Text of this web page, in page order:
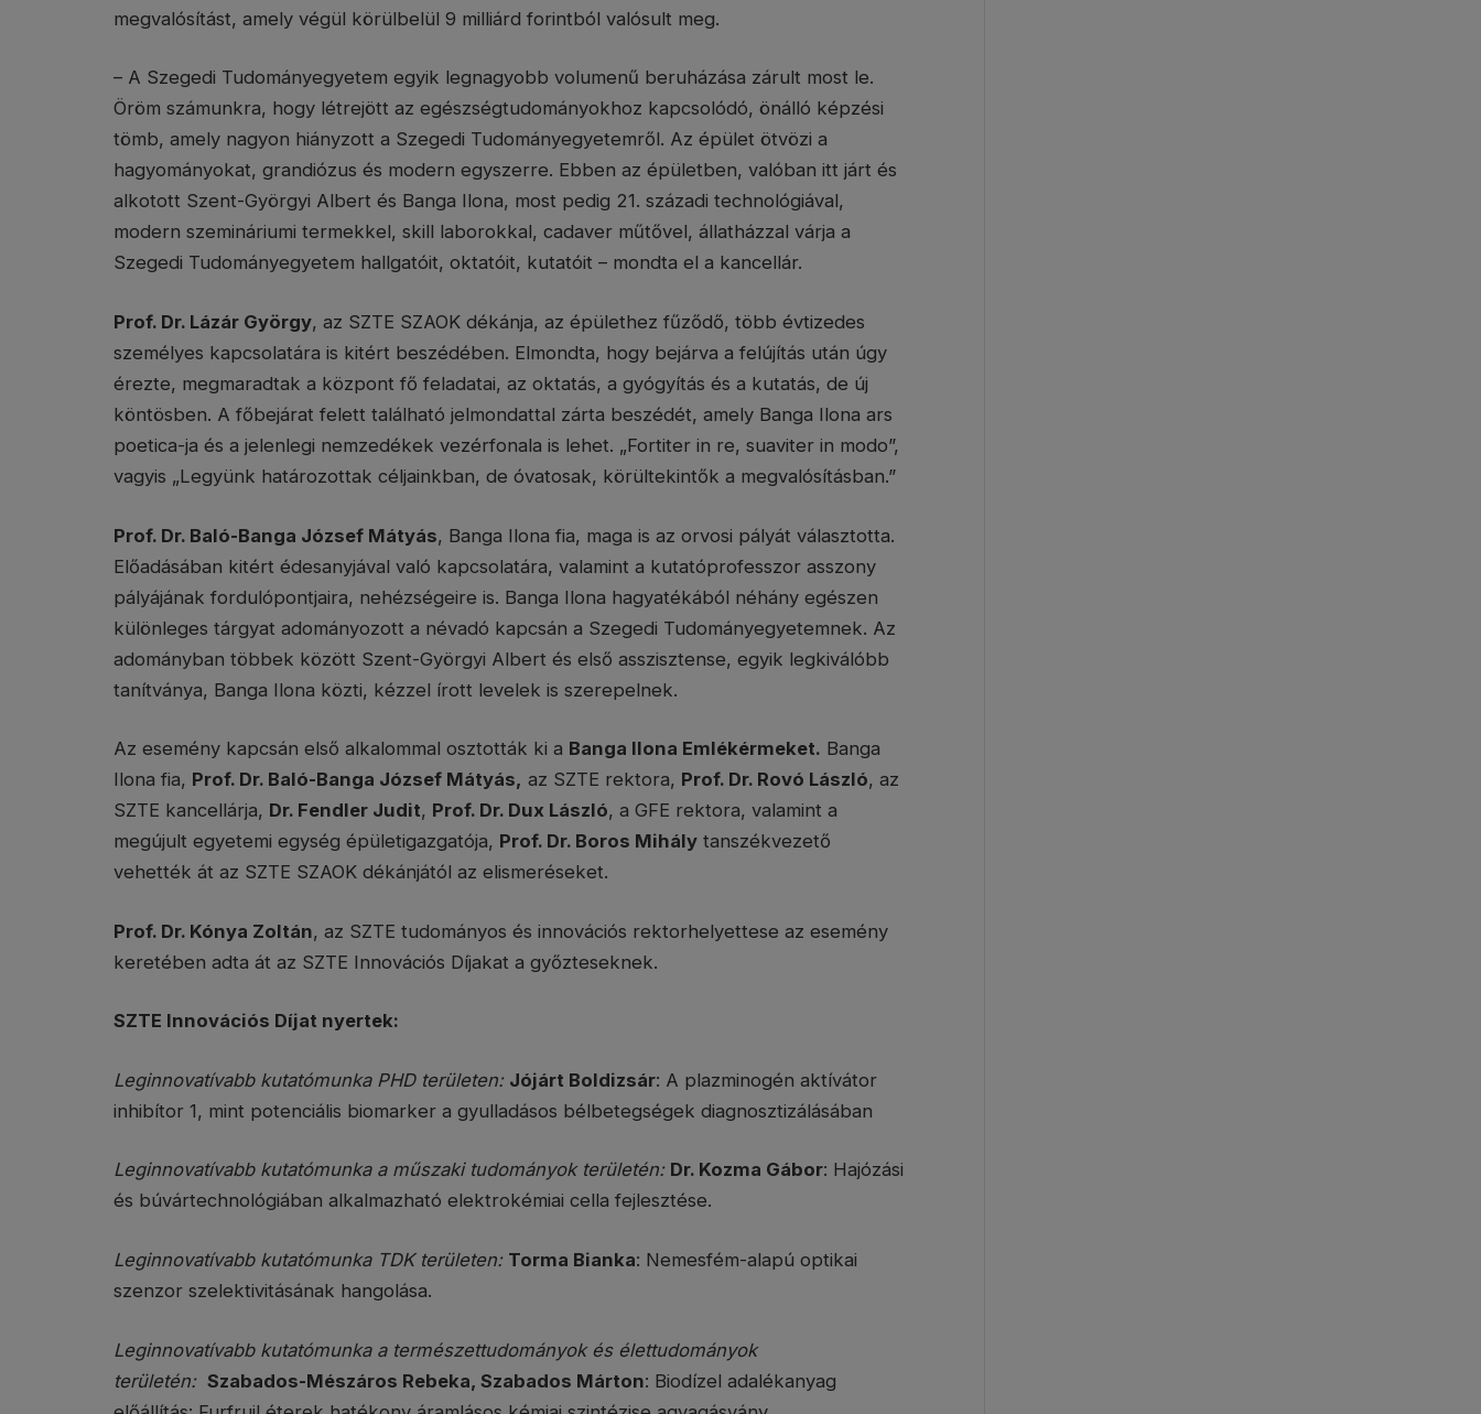
megvalósítást, amely végül körülbelül 9 milliárd forintból valósult meg.
– A Szegedi Tudományegyetem egyik legnagyobb volumenű beruházása zárult most le.
Öröm számunkra, hogy létrejött az egészségtudományokhoz kapcsolódó, önálló képzési
tömb, amely nagyon hiányzott a Szegedi Tudományegyetemről. Az épület ötvözi a
hagyományokat, grandiózus és modern egyszerre. Ebben az épületben, valóban itt járt és
alkotott Szent-Györgyi Albert és Banga Ilona, most pedig 21. századi technológiával,
modern szemináriumi termekkel, skill laborokkal, cadaver műtővel, állatházzal várja a
Szegedi Tudományegyetem hallgatóit, oktatóit, kutatóit – mondta el a kancellár.
Prof. Dr. Lázár György, az SZTE SZAOK dékánja, az épülethez fűződő, több évtizedes
személyes kapcsolatára is kitért beszédében. Elmondta, hogy bejárva a felújítás után úgy
érezte, megmaradtak a központ fő feladatai, az oktatás, a gyógyítás és a kutatás, de új
köntösben. A főbejárat felett található jelmondattal zárta beszédét, amely Banga Ilona ars
poetica-ja és a jelenlegi nemzedékek vezérfonala is lehet. „Fortiter in re, suaviter in modo”,
vagyis „Legyünk határozottak céljainkban, de óvatosak, körültekintők a megvalósításban.”
Prof. Dr. Baló-Banga József Mátyás, Banga Ilona fia, maga is az orvosi pályát választotta.
Előadásában kitért édesanyjával való kapcsolatára, valamint a kutatóprofesszor asszony
pályájának fordulópontjaira, nehézségeire is. Banga Ilona hagyatékából néhány egészen
különleges tárgyat adományozott a névadó kapcsán a Szegedi Tudományegyetemnek. Az
adományban többek között Szent-Györgyi Albert és első asszisztense, egyik legkiválóbb
tanítványa, Banga Ilona közti, kézzel írott levelek is szerepelnek.
Az esemény kapcsán első alkalommal osztották ki a Banga Ilona Emlékérmeket. Banga
Ilona fia, Prof. Dr. Baló-Banga József Mátyás, az SZTE rektora, Prof. Dr. Rovó László, az
SZTE kancellárja, Dr. Fendler Judit, Prof. Dr. Dux László, a GFE rektora, valamint a
megújult egyetemi egység épületigazgatója, Prof. Dr. Boros Mihály tanszékvezető
vehették át az SZTE SZAOK dékánjától az elismeréseket.
Prof. Dr. Kónya Zoltán, az SZTE tudományos és innovációs rektorhelyettese az esemény
keretében adta át az SZTE Innovációs Díjakat a győzteseknek.
SZTE Innovációs Díjat nyertek:
Leginnovatívabb kutatómunka PHD területen: Jójárt Boldizsár: A plazminogén aktívátor
inhibítor 1, mint potenciális biomarker a gyulladásos bélbetegségek diagnosztizálásában
Leginnovatívabb kutatómunka a műszaki tudományok területén: Dr. Kozma Gábor: Hajózási
és búvártechnológiában alkalmazható elektrokémiai cella fejlesztése.
Leginnovatívabb kutatómunka TDK területen: Torma Bianka: Nemesfém-alapú optikai
szenzor szelektivitásának hangolása.
Leginnovatívabb kutatómunka a természettudományok és élettudományok
területén: Szabados-Mészáros Rebeka, Szabados Márton: Biodízel adalékanyag